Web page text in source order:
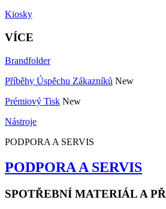
Kiosky
VÍCE
Brandfolder
Příběhy Úspěchu Zákazníků New
Prémiový Tisk New
Nástroje
PODPORA A SERVIS
PODPORA A SERVIS
SPOTŘEBNÍ MATERIÁL A